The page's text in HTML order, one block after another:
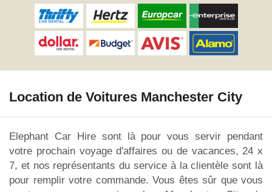
Location de Voitures Manchester City
Elephant Car Hire sont là pour vous servir pendant
votre prochain voyage d'affaires ou de vacances, 24 x
7, et nos représentants du service à la clientèle sont là
pour remplir votre commande. Vous êtes sûr que vous